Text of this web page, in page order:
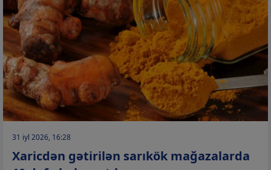
31 iyl 2026, 16:28
Xaricdən gətirilən sarıkök mağazalarda